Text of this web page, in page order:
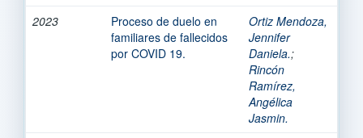
2023
Proceso de duelo en
familiares de fallecidos
por COVID 19.
Ortiz Mendoza,
Jennifer
Daniela.;
Rincón
Ramírez,
Angélica
Jasmin.